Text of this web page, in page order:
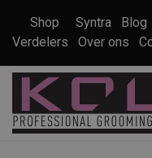
Shop Syntra Blog
Verdelers
Over ons